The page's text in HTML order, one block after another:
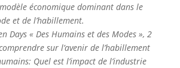
économique dominant dans le
et de l’habillement.
Days « Des Humains et des Modes », 2
sur l’avenir de l’habillement
Quel est l’impact de l’industrie